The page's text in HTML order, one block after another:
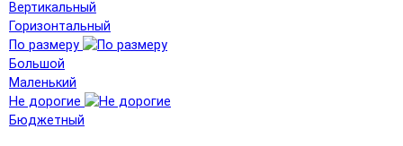
Вертикальный
Горизонтальный
По размеру
Большой
Маленький
Не дорогие
Бюджетный